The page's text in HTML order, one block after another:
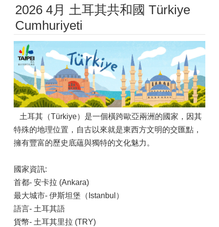
2026 4月 土耳其共和國 Türkiye
Cumhuriyeti
土耳其（Türkiye）是一個橫跨歐亞兩洲的國家，因其
特殊的地理位置，自古以來就是東西方文明的交匯點，
擁有豐富的歷史底蘊與獨特的文化魅力。
國家資訊:
首都- 安卡拉 (Ankara)
最大城市- 伊斯坦堡（Istanbul）
語言- 土耳其語
貨幣- 土耳其里拉 (TRY)